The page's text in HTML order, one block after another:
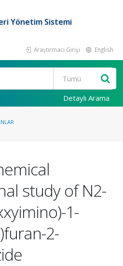
Yönetim Sistemi
Araştırmacı Girişi English
Detaylı Arama
study of N2-
1-
2-